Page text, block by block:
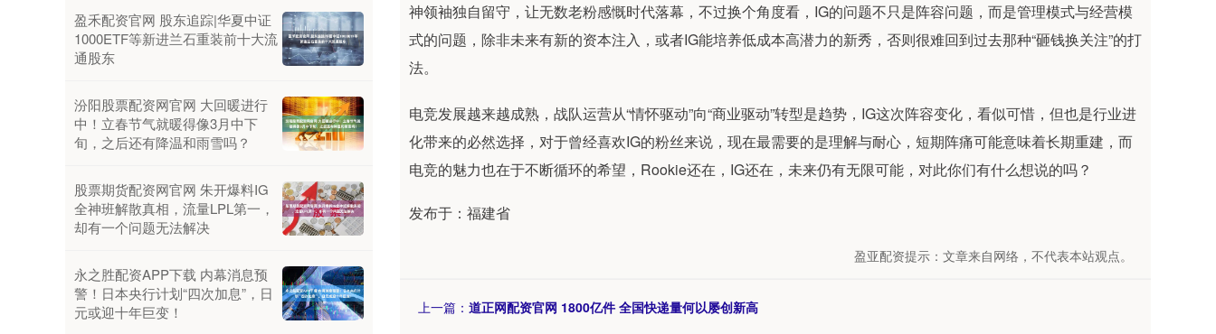
神领袖独自留守，让无数老粉感慨时代落幕，不过换个角度看，IG的问题不只是阵容问题，而是管理模式与经营模
式的问题，除非未来有新的资本注入，或者IG能培养低成本高潜力的新秀，否则很难回到过去那种“砸钱换关注”的打
法。
电竞发展越来越成熟，战队运营从“情怀驱动”向“商业驱动”转型是趋势，IG这次阵容变化，看似可惜，但也是行业进
化带来的必然选择，对于曾经喜欢IG的粉丝来说，现在最需要的是理解与耐心，短期阵痛可能意味着长期重建，而
电竞的魅力也在于不断循环的希望，Rookie还在，IG还在，未来仍有无限可能，对此你们有什么想说的吗？
发布于：福建省
盈亚配资提示：文章来自网络，不代表本站观点。
上一篇： 道正网配资官网 1800亿件 全国快递量何以屡创新高
盈禾配资官网 股东追踪|华夏中证
1000ETF等新进兰石重装前十大流
通股东
汾阳股票配资网官网 大回暖进行
中！立春节气就暖得像3月中下
旬，之后还有降温和雨雪吗？
股票期货配资网官网 朱开爆料IG
全神班解散真相，流量LPL第一，
却有一个问题无法解决
永之胜配资APP下载 内幕消息预
警！日本央行计划“四次加息”，日
元或迎十年巨变！